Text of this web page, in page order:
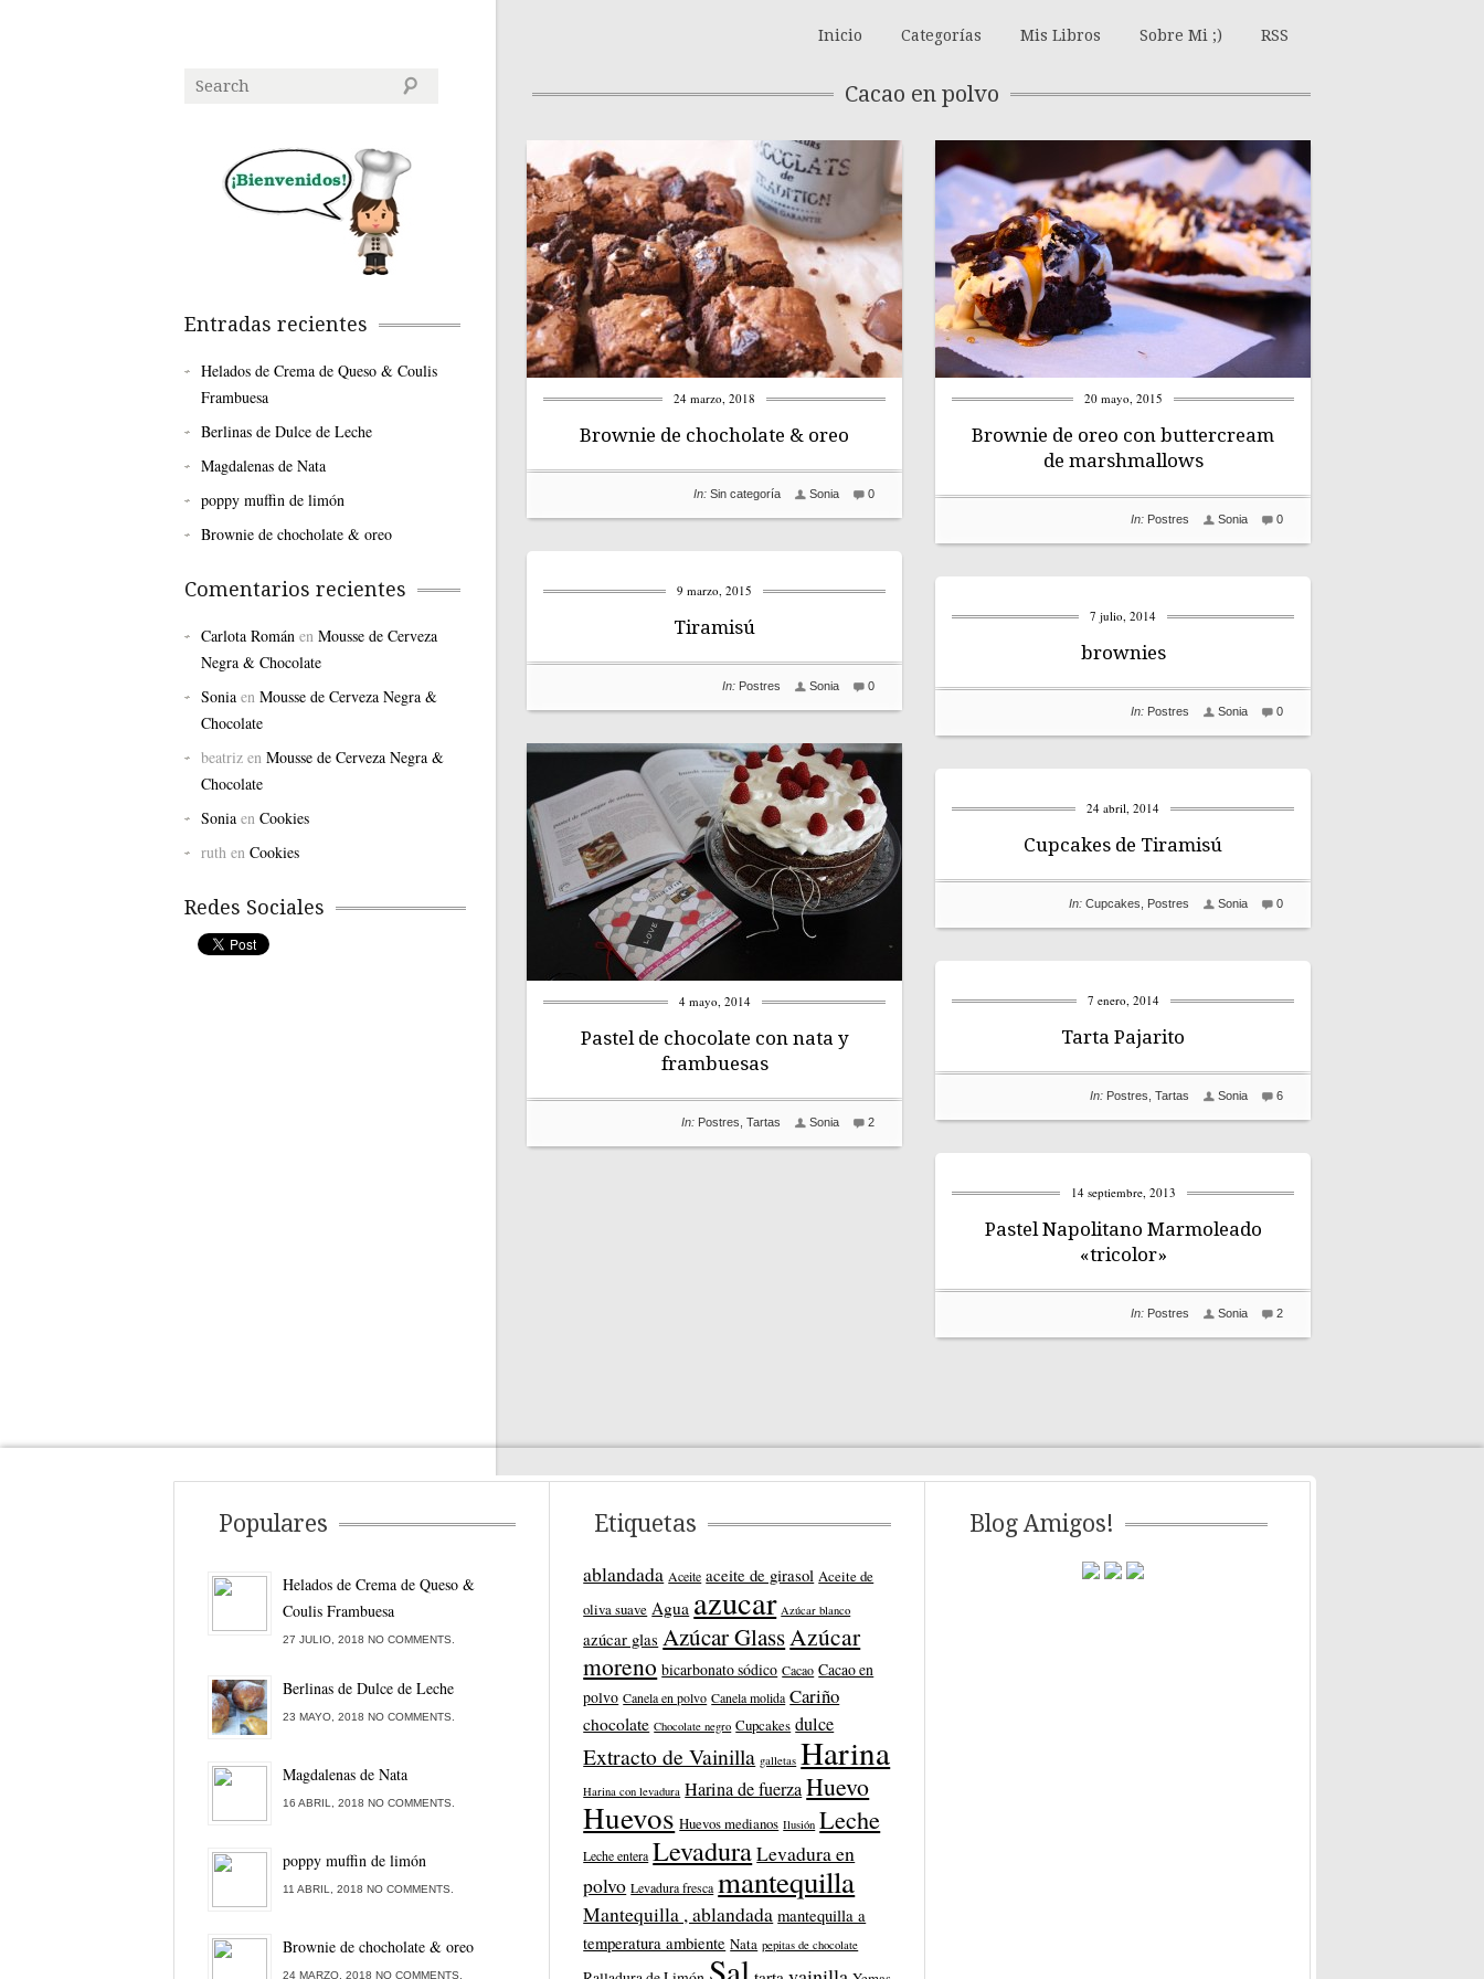
Inicio Categorías Mis Libros Sobre Mi ;) RSS
Cacao en polvo
24 marzo, 2018
Brownie de chocholate & oreo
0
Sonia
In: Sin categoría
20 mayo, 2015
Brownie de oreo con buttercream
de marshmallows
0
Sonia
In: Postres
9 marzo, 2015
Tiramisú
0
Sonia
In: Postres
7 julio, 2014
brownies
0
Sonia
In: Postres
4 mayo, 2014
Pastel de chocolate con nata y
frambuesas
2
Sonia
In: Postres Tartas
24 abril, 2014
Cupcakes de Tiramisú
0
Sonia
In: Cupcakes Postres
7 enero, 2014
Tarta Pajarito
6
Sonia
In: Postres Tartas
14 septiembre, 2013
Pastel Napolitano Marmoleado
«tricolor»
2
Sonia
In: Postres
Entradas recientes
Helados de Crema de Queso & Coulis
Frambuesa
Berlinas de Dulce de Leche
Magdalenas de Nata
poppy muffin de limón
Brownie de chocholate & oreo
Comentarios recientes
Carlota Román en Mousse de Cerveza
Negra & Chocolate
Sonia en Mousse de Cerveza Negra &
Chocolate
beatriz en Mousse de Cerveza Negra &
Chocolate
Sonia en Cookies
ruth en Cookies
Redes Sociales
Populares
Helados de Crema de Queso &
Coulis Frambuesa
27 JULIO, 2018 NO COMMENTS.
Berlinas de Dulce de Leche
23 MAYO, 2018 NO COMMENTS.
Magdalenas de Nata
16 ABRIL, 2018 NO COMMENTS.
poppy muffin de limón
11 ABRIL, 2018 NO COMMENTS.
Brownie de chocholate & oreo
24 MARZO, 2018 NO COMMENTS.
Etiquetas
ablandada Aceite aceite de girasol Aceite de
oliva suave Agua azucar Azúcar blanco
azúcar glas Azúcar GlassAzúcar
moreno bicarbonato sódico Cacao Cacao en
polvo Canela en polvo Canela molida Cariño
chocolate Chocolate negro Cupcakes dulce
Extracto de Vainilla galletas Harina
Harina con levadura Harina de fuerzaHuevo
Huevos Huevos medianos Ilusión Leche
Leche entera LevaduraLevadura en
polvo Levadura fresca mantequilla
Mantequilla , ablandada mantequilla a
temperatura ambiente Nata pepitas de chocolate
Blog Amigos!